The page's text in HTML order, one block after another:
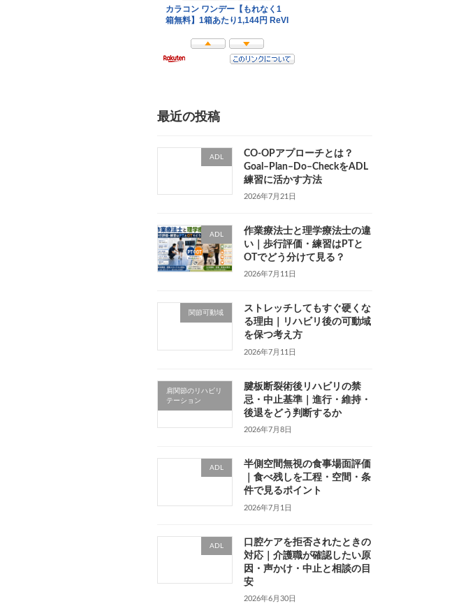
最近の投稿
ADL
CO-OPアプローチとは？
Goal–Plan–Do–CheckをADL
練習に活かす方法
2026年7月21日
ADL
作業療法士と理学療法士の違
い｜歩行評価・練習はPTと
OTでどう分けて見る？
2026年7月11日
関節可動域
ストレッチしてもすぐ硬くな
る理由｜リハビリ後の可動域
を保つ考え方
2026年7月11日
肩関節のリハビリ
テーション
腱板断裂術後リハビリの禁
忌・中止基準｜進行・維持・
後退をどう判断するか
2026年7月8日
ADL
半側空間無視の食事場面評価
｜食べ残しを工程・空間・条
件で見るポイント
2026年7月1日
ADL
口腔ケアを拒否されたときの
対応｜介護職が確認したい原
因・声かけ・中止と相談の目
安
2026年6月30日